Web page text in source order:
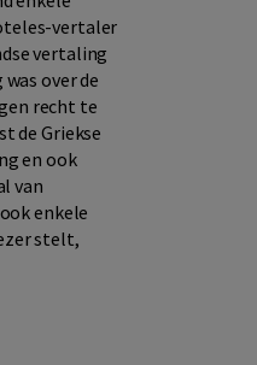
vertaler
vertaling
over de
recht te
de Griekse
en ook
van
enkele
stelt,